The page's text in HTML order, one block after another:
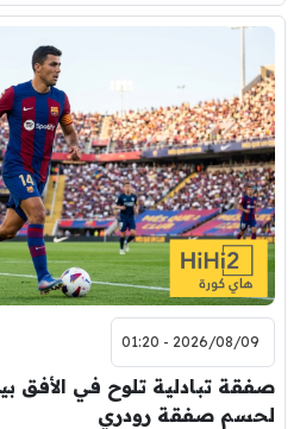
2026/08/09 - 01:20
صفقة تبادلية تلوح في الأفق
لحسم صفقة رودري